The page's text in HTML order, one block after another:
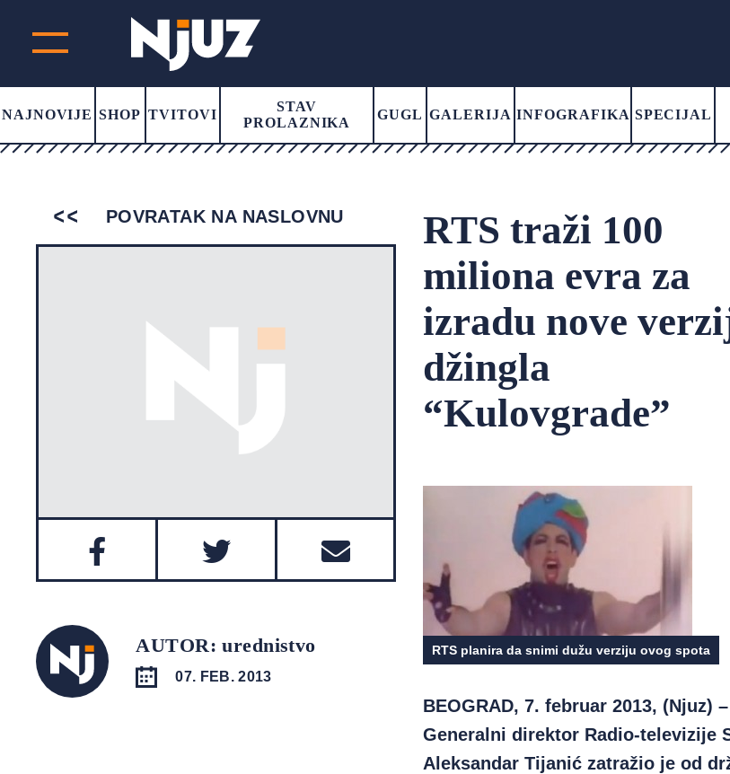
NAJNOVIJE SHOP TVITOVI
STAV
PROLAZNIKA
GUGL GALERIJA INFOGRAFIKA SPECIJAL
POVRATAK NA NASLOVNU
AUTOR: urednistvo
07. FEB. 2013
RTS traži 100
miliona evra za
izradu nove
džingla
“Kulovgrade”
RTS planira da snimi dužu verziju ovog spota
BEOGRAD, 7. februar 2013, (Njuz) –
Generalni direktor Radio-televizije
Aleksandar Tijanić zatražio je od